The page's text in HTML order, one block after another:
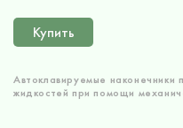
Автоклавируемые наконечники
жидкостей при помощи
Купить